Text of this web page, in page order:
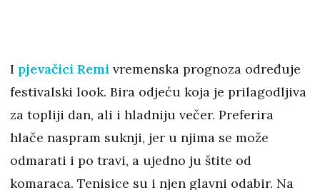
I pjevačici Remi vremenska prognoza određuje
festivalski look. Bira odjeću koja je prilagodljiva
za topliji dan, ali i hladniju večer. Preferira
hlače naspram suknji, jer u njima se može
odmarati i po travi, a ujedno ju štite od
komaraca. Tenisice su i njen glavni odabir. Na